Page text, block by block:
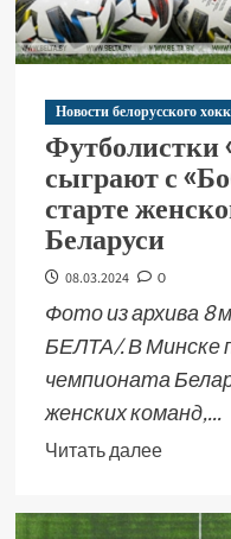
Новости белорусского
сыграют с
старте
Беларуси
08.03.2024 0
Фото из архива 8
БЕЛТА/. В Минске
чемпионата
женских команд,...
Читать далее